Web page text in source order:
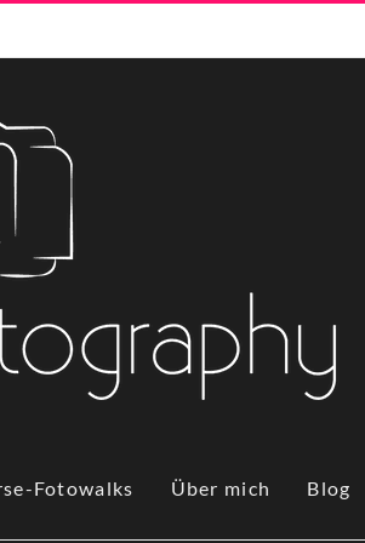
Fotowalks Über mich Blog